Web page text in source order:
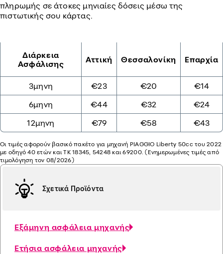
πληρωμής σε άτοκες μηνιαίες δόσεις μέσω της
πιστωτικής σου κάρτας.
Διάρκεια
Ασφάλισης
Αττική Θεσσαλονίκη Επαρχία
3μηνη €23 €20
€14
6μηνη
€44 €32
€24
12μηνη
€79 €58 €43
Οι τιμές αφορούν βασικό πακέτο για μηχανή PIAGGIO Liberty 50cc του 2022
με οδηγό 40 ετών και ΤΚ 18345, 54248 και 69200. (Ενημερωμένες τιμές από
τιμολόγηση τον 08/2026)
Σχετικά Προϊόντα
Εξάμηνη ασφάλεια μηχανής
Ετήσια ασφάλεια μηχανής